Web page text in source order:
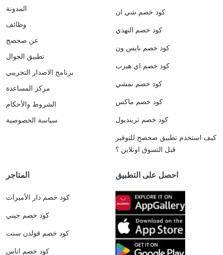
المدونة
وظائف
عن صحصح
تطبيق الجوال
برنامج الاصدار التجريبي
مركز المساعدة
الشروط والأحكام
سياسة الخصوصية
كود خصم شي ان
كود خصم النهدي
كود خصم نايس ون
كود خصم اي هيرب
كود خصم نمشي
كود خصم ماكس
كود خصم ترينديول
كيف استخدم تطبيق صحصح للتوفير
قبل التسوق اونلاين ؟
المتاجر
كود خصم دار الأميرات
كود خصم جيني
كود خصم قولدن سنت
كود خصم اناس
احصل على التطبيق